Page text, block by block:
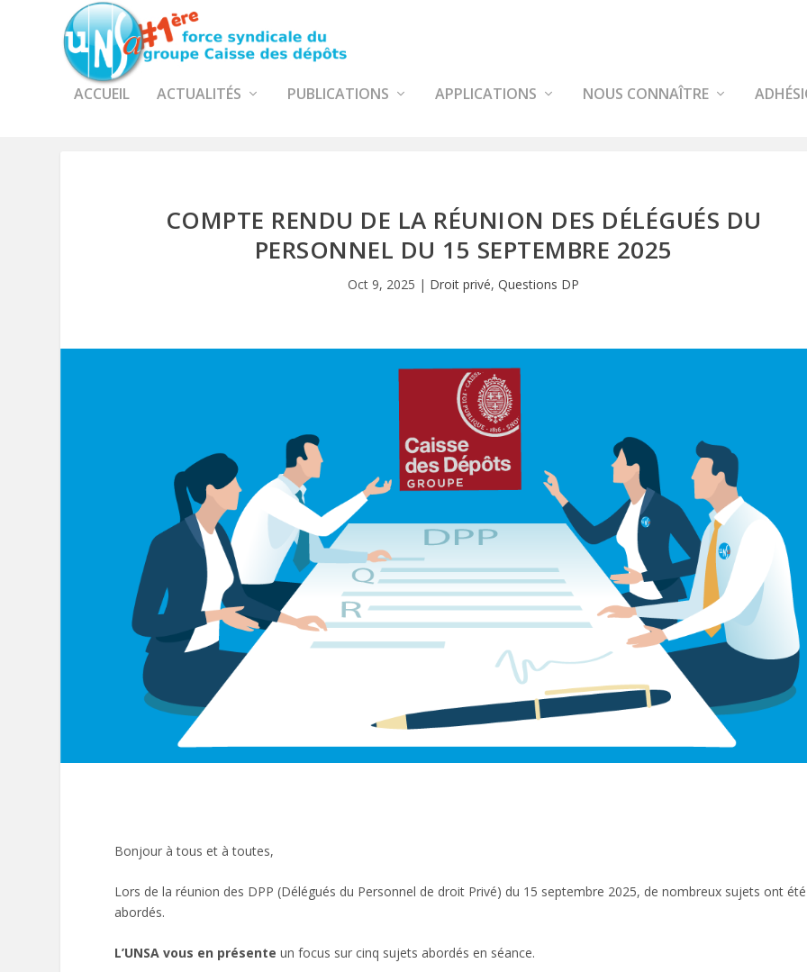
ACCUEIL ACTUALITÉS PUBLICATIONS APPLICATIONS NOUS CONNAÎTRE
COMPTE RENDU DE LA RÉUNION DES DÉLÉGUÉS DU
PERSONNEL DU 15 SEPTEMBRE 2025
Oct 9, 2025 | Droit privé,Questions DP
Bonjour à tous et à toutes,
Lors de la réunion des DPP (Délégués du Personnel de droit Privé) du 15 septembre 2025, de nombreux sujets ont été
abordés.
L’UNSA vous en présenteun focus sur cinq sujets abordés en séance.